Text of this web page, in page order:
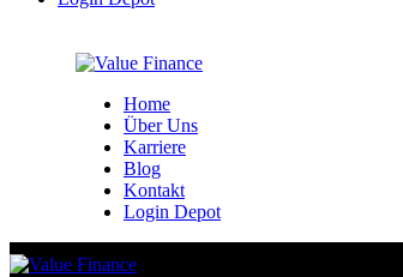
Home
Über Uns
Karriere
Blog
Kontakt
Login Depot